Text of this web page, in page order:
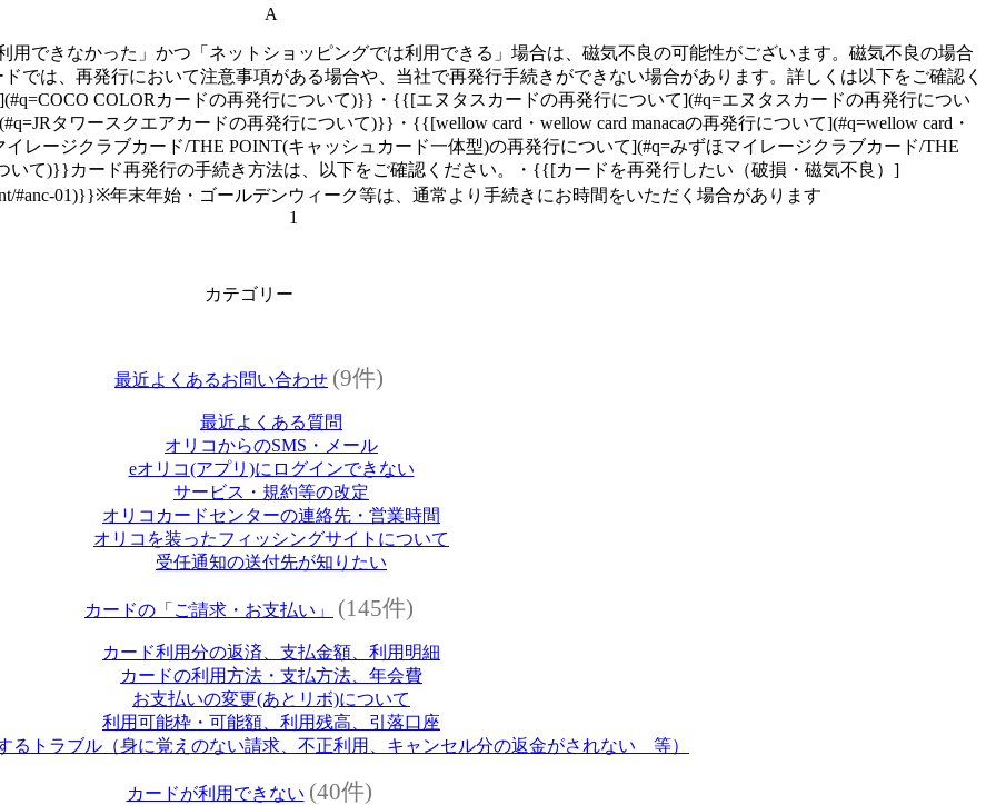
A
用できなかった」かつ「ネットショッピングでは利用できる」場合は、磁気不良の可能性がございます。磁気不良の場合
では、再発行において注意事項がある場合や、当社で再発行手続きができない場合があります。詳しくは以下をご確認く
COLORカードの再発行について)}}・{{[エヌタスカードの再発行について](#q=エヌタスカードの再発行につい
タワースクエアカードの再発行について)}}・{{[wellow card・wellow card manacaの再発行について](#q=wellow card・
レージクラブカード/THE POINT(キャッシュカード一体型)の再発行について](#q=みずほマイレージクラブカード/THE
いて)}}カード再発行の手続き方法は、以下をご確認ください。・{{[カードを再発行したい（破損・磁気不良）]
#anc-01)}}※年末年始・ゴールデンウィーク等は、通常より手続きにお時間をいただく場合があります
1
カテゴリー
最近よくあるお問い合わせ (9件)
最近よくある質問
オリコからのSMS・メール
eオリコ(アプリ)にログインできない
サービス・規約等の改定
オリコカードセンターの連絡先・営業時間
オリコを装ったフィッシングサイトについて
受任通知の送付先が知りたい
カードの「ご請求・お支払い」 (145件)
カード利用分の返済、支払金額、利用明細
カードの利用方法・支払方法、年会費
お支払いの変更(あとリボ)について
利用可能枠・可能額、利用残高、引落口座
るトラブル（身に覚えのない請求、不正利用、キャンセル分の返金がされない 等）
カードが利用できない (40件)